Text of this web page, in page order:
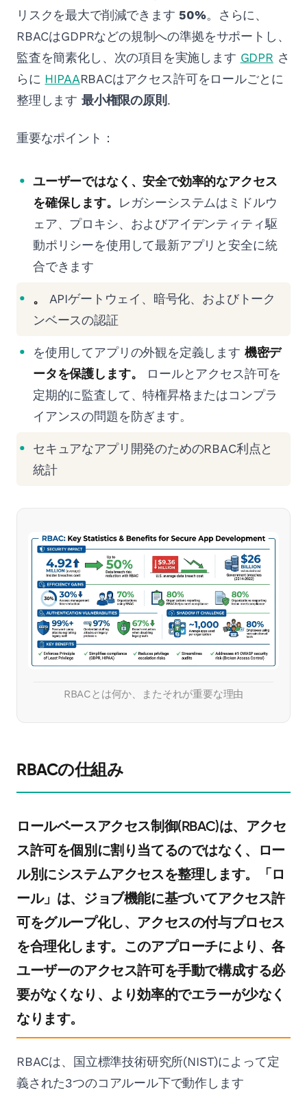
リスクを最大で削減できます50%。さらに、
RBACはGDPRなどの規制への準拠をサポートし、
監査を簡素化し、次の項目を実施します GDPR さ
らに HIPAARBACはアクセス許可をロールごとに
整理します 最小権限の原則 .
重要なポイント：
ユーザーではなく、安全で効率的なアクセス
を確保します。
レガシーシステムはミドルウ
ェア、プロキシ、およびアイデンティティ駆
動ポリシーを使用して最新アプリと安全に統
合できます
。
APIゲートウェイ、暗号化、およびトーク
ンベースの認証
を使用してアプリの外観を定義します 機密デ
ータを保護します。
ロールとアクセス許可を
定期的に監査して、特権昇格またはコンプラ
イアンスの問題を防ぎます。
セキュアなアプリ開発のためのRBAC利点と
統計
RBACとは何か、またそれが重要な理由
RBACの仕組み
ロールベースアクセス制御(RBAC)は、アクセ
ス許可を個別に割り当てるのではなく、ロー
ル別にシステムアクセスを整理します。「ロ
ール」は、ジョブ機能に基づいてアクセス許
可をグループ化し、アクセスの付与プロセス
を合理化します。このアプローチにより、各
ユーザーのアクセス許可を手動で構成する必
要がなくなり、より効率的でエラーが少なく
なります。
RBACは、国立標準技術研究所(NIST)によって定
義された3つのコアルール下で動作します